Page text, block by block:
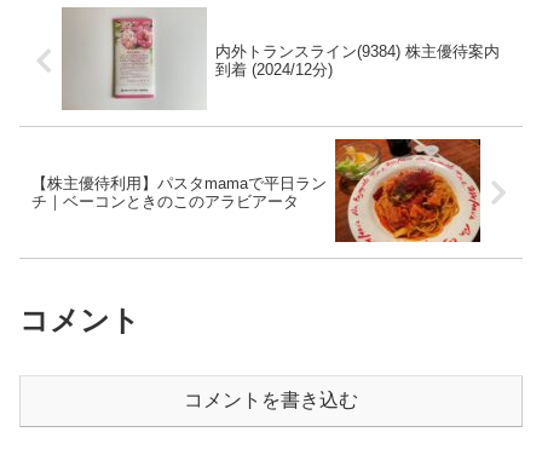
内外トランスライン(9384) 株主優待案内
到着 (2024/12分)
【株主優待利用】パスタmamaで平日ラン
チ｜ベーコンときのこのアラビアータ
コメント
コメントを書き込む